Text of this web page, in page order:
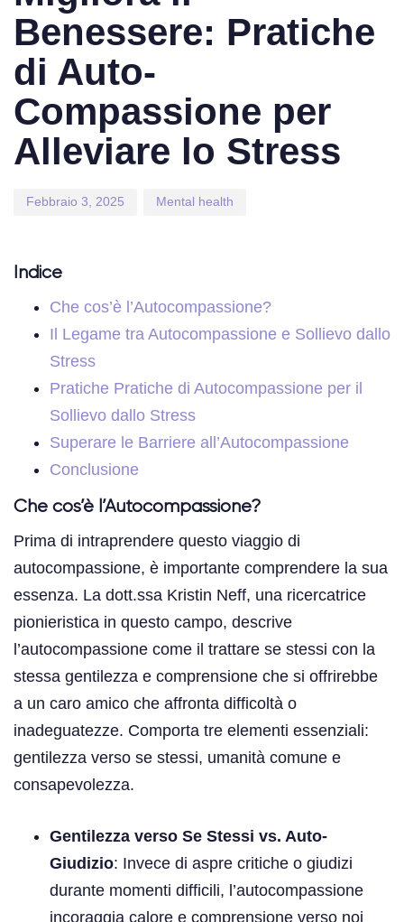
Benessere: Pratiche
di Auto-
Compassione per
Alleviare lo Stress
Febbraio 3, 2025 Mental health
Indice
Che cos’è l’Autocompassione?
Il Legame tra Autocompassione e Sollievo dallo
Stress
Pratiche Pratiche di Autocompassione per il
Sollievo dallo Stress
Superare le Barriere all’Autocompassione
Conclusione
Che cos’è l’Autocompassione?
Prima di intraprendere questo viaggio di
autocompassione, è importante comprendere la sua
essenza. La dott.ssa Kristin Neff, una ricercatrice
pionieristica in questo campo, descrive
l’autocompassione come il trattare se stessi con la
stessa gentilezza e comprensione che si offrirebbe
a un caro amico che affronta difficoltà o
inadeguatezze. Comporta tre elementi essenziali:
gentilezza verso se stessi, umanità comune e
consapevolezza.
Gentilezza verso Se Stessi vs. Auto-
Giudizio: Invece di aspre critiche o giudizi
durante momenti difficili, l’autocompassione
incoraggia calore e comprensione verso noi